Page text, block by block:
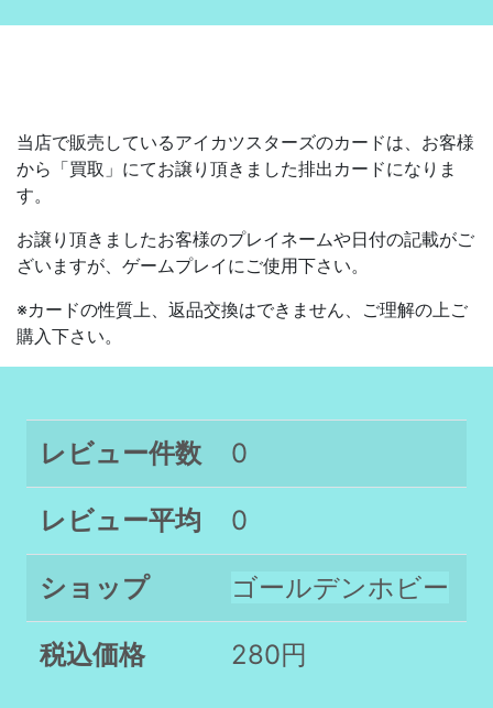
当店で販売しているアイカツスターズのカードは、お客様
から「買取」にてお譲り頂きました排出カードになりま
す。
お譲り頂きましたお客様のプレイネームや日付の記載がご
ざいますが、ゲームプレイにご使用下さい。
※カードの性質上、返品交換はできません、ご理解の上ご
購入下さい。
レビュー件数 0
レビュー平均 0
ショップ ゴールデンホビー
税込価格 280円